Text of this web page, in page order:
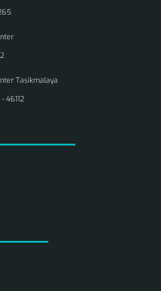
Tasikmalaya
46112